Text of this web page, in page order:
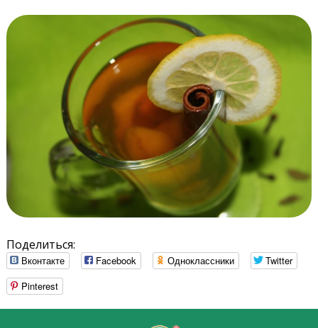
Поделиться:
Вконтакте Facebook Одноклассники
Twitter
Pinterest